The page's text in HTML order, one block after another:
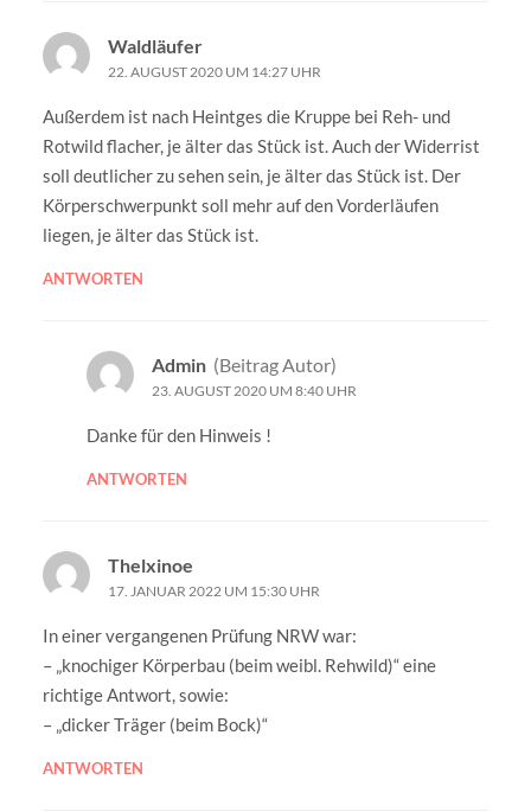
Waldläufer
22. AUGUST 2020 UM 14:27 UHR
Außerdem ist nach Heintges die Kruppe bei Reh- und
Rotwild flacher, je älter das Stück ist. Auch der Widerrist
soll deutlicher zu sehen sein, je älter das Stück ist. Der
Körperschwerpunkt soll mehr auf den Vorderläufen
liegen, je älter das Stück ist.
ANTWORTEN
Admin (Beitrag Autor)
23. AUGUST 2020 UM 8:40 UHR
Danke für den Hinweis !
ANTWORTEN
Thelxinoe
17. JANUAR 2022 UM 15:30 UHR
In einer vergangenen Prüfung NRW war:
– „knochiger Körperbau (beim weibl. Rehwild)“ eine
richtige Antwort, sowie:
– „dicker Träger (beim Bock)“
ANTWORTEN